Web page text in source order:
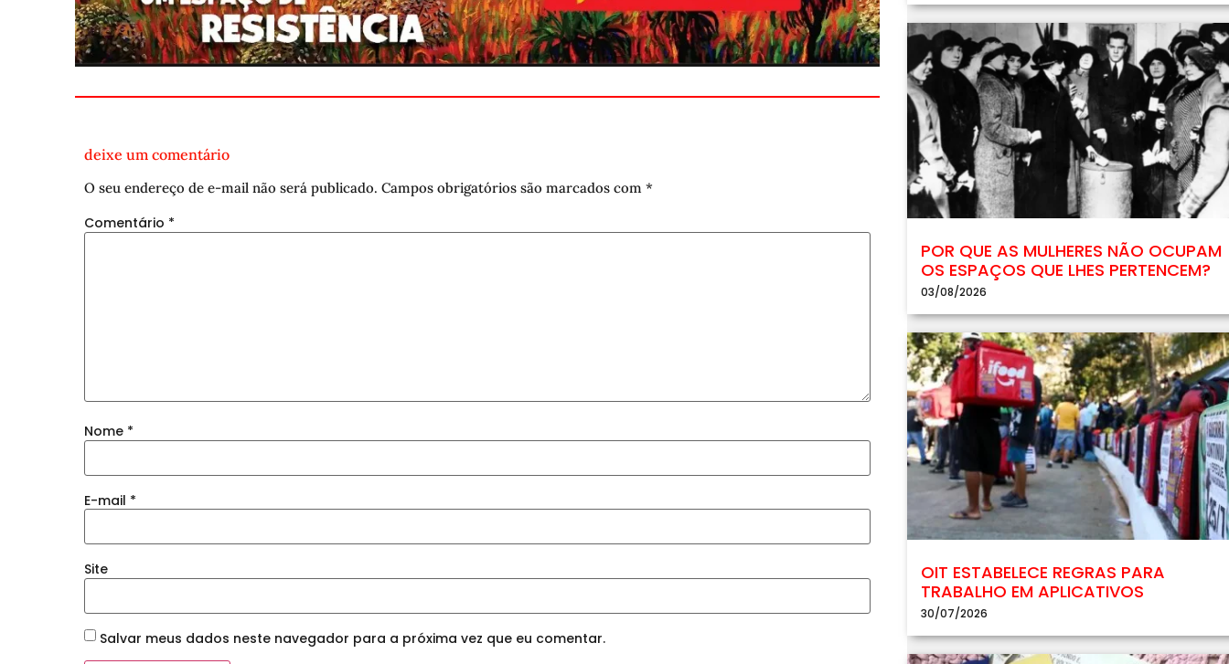
deixe um comentário
O seu endereço de e-mail não será publicado. Campos obrigatórios são marcados com *
Comentário *
Nome *
E-mail *
Site
Salvar meus dados neste navegador para a próxima vez que eu comentar.
POR QUE AS MULHERES NÃO OCUPAM
OS ESPAÇOS QUE LHES PERTENCEM?
03/08/2026
OIT ESTABELECE REGRAS PARA
TRABALHO EM APLICATIVOS
30/07/2026